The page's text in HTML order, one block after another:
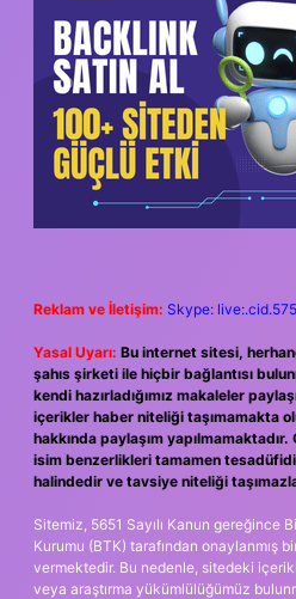
Reklam ve İletişim: Skype:
Yasal Uyarı: Bu internet sitesi,
şahıs şirketi ile hiçbir bağlantısı
kendi hazırladığımız makaleler
içerikler haber niteliği taşımamakta
hakkında paylaşım
isim benzerlikleri tamamen
halindedir ve tavsiye niteliği
Sitemiz, 5651 Sayılı Kanun gereğince
Kurumu (BTK) tarafından onaylanmış
vermektedir. Bu nedenle, sitedeki
veya araştırma yükümlülüğümüz